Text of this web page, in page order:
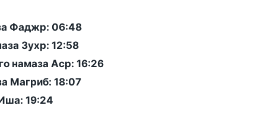
Фаджр: 06:48
Зухр: 12:58
намаза Аср: 16:26
Магриб: 18:07
19:24